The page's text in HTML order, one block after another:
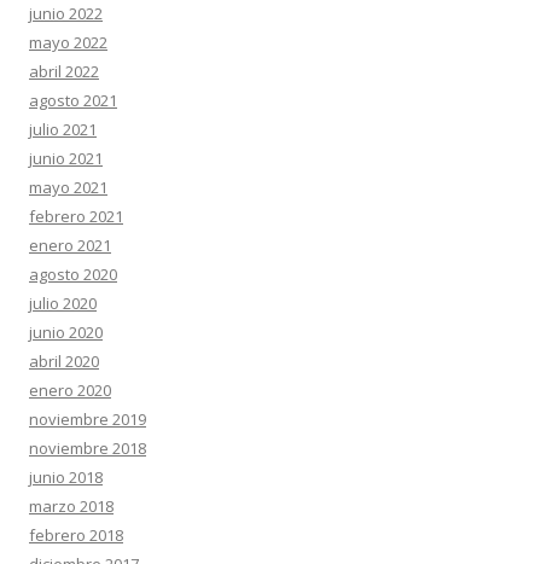
junio 2022
mayo 2022
abril 2022
agosto 2021
julio 2021
junio 2021
mayo 2021
febrero 2021
enero 2021
agosto 2020
julio 2020
junio 2020
abril 2020
enero 2020
noviembre 2019
noviembre 2018
junio 2018
marzo 2018
febrero 2018